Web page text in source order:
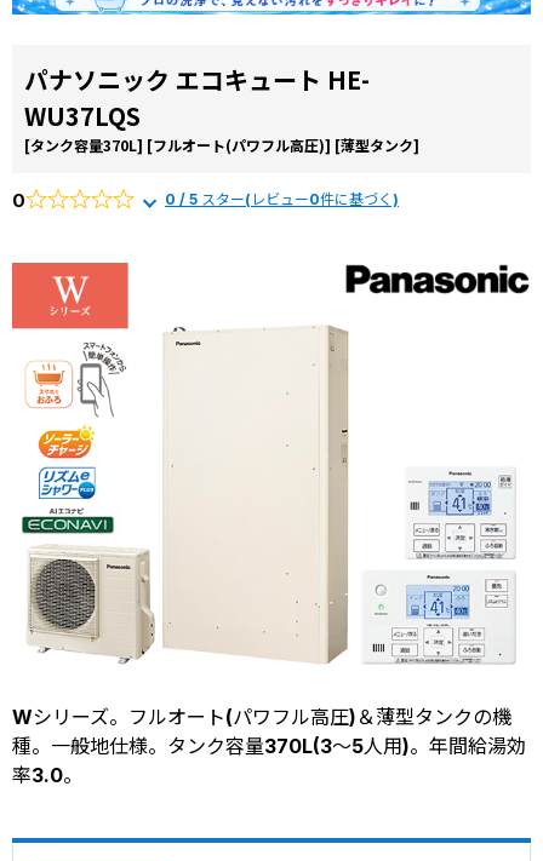
パナソニック エコキュート HE-
WU37LQS
[タンク容量370L] [フルオート(パワフル高圧)] [薄型タンク]
0 0 / 5 スター(レビュー0件に基づく)
Wシリーズ。フルオート(パワフル高圧)＆薄型タンクの機
種。一般地仕様。タンク容量370L(3～5人用)。年間給湯効
率3.0。